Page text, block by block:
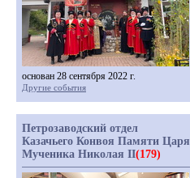
основан 28 сентября 2022 г.
Другие события
Петрозаводский отдел
Казачьего Конвоя Памяти Царя
Мученика Николая II(179)